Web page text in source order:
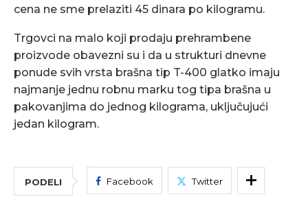
cena ne sme prelaziti 45 dinara po kilogramu.
Trgovci na malo koji prodaju prehrambene
proizvode obavezni su i da u strukturi dnevne
ponude svih vrsta brašna tip T-400 glatko imaju
najmanje jednu robnu marku tog tipa brašna u
pakovanjima do jednog kilograma, uključujući
jedan kilogram.
PODELI Facebook Twitter